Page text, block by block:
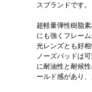
スブランドです。
超軽量弾性樹脂
にも強くフレー
光レンズとも好相
ノーズパッドは
に耐油性と耐候
ールド感があり、